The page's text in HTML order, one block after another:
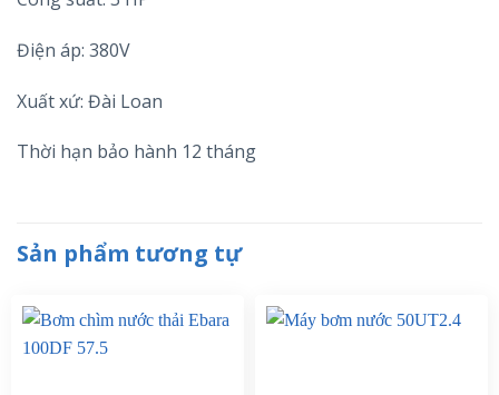
Điện áp: 380V
Xuất xứ: Đài Loan
Thời hạn bảo hành 12 tháng
Sản phẩm tương tự